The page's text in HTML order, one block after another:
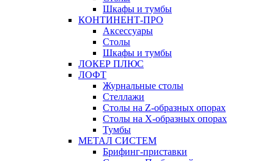
Шкафы и тумбы
КОНТИНЕНТ-ПРО
Аксессуары
Столы
Шкафы и тумбы
ЛОКЕР ПЛЮС
ЛОФТ
Журнальные столы
Стеллажи
Столы на Z-образных опорах
Столы на Х-образных опорах
Тумбы
МЕТАЛ СИСТЕМ
Брифинг-приставки